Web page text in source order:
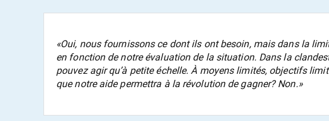
«Oui, nous fournissons ce dont ils ont besoin, mais dans la
en fonction de notre évaluation de la situation. Dans la
pouvez agir qu’à petite échelle. À moyens limités, objectifs
que notre aide permettra à la révolution de gagner? Non.»